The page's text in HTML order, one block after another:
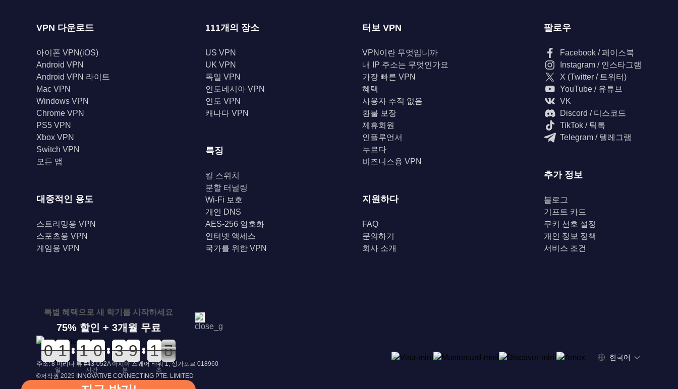
VPN 다운로드
아이폰 VPN(iOS)
Android VPN
Android VPN 라이트
Mac VPN
Windows VPN
Chrome VPN
PS5 VPN
Xbox VPN
Switch VPN
모든 앱
대중적인 용도
스트리밍용 VPN
스포츠용 VPN
게임용 VPN
111개의 장소
US VPN
UK VPN
독일 VPN
인도네시아 VPN
인도 VPN
캐나다 VPN
특징
킬 스위치
분할 터널링
Wi-Fi 보호
개인 DNS
AES-256 암호화
인터넷 액세스
국가를 위한 VPN
터보 VPN
VPN이란 무엇입니까
내 IP 주소는 무엇인가요
가장 빠른 VPN
혜택
사용자 추적 없음
환불 보장
제휴회원
인플루언서
누르다
비즈니스용 VPN
지원하다
FAQ
문의하기
회사 소개
팔로우
Facebook / 페이스북
Instagram / 인스타그램
X (Twitter / 트위터)
YouTube / 유튜브
VK
Discord / 디스코드
TikTok / 틱톡
Telegram / 텔레그램
추가 정보
블로그
기프트 카드
쿠키 선호 설정
개인 정보 정책
서비스 조건
주소: 8 마리나 뷰 #43-052A 아시아 스퀘어 타워 1, 싱가포르 018960
©저작권 2025 INNOVATIVE CONNECTING PTE. LIMITED
한국어
특별 혜택으로 새 학기를 시작하세요
75% 할인 + 3개월 무료
0
0
0
0 0
0
1
1 0
0
1
1 0
0
0
0 0
0
3
3 0
0
9
9 2
2
1
1 8
7
7
일 시간 분 초